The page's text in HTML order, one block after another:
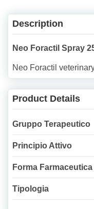
Description
Neo Foractil Spray
Neo Foractil
Product Details
Gruppo Terapeutico
Principio Attivo
Forma Farmaceutica
Tipologia